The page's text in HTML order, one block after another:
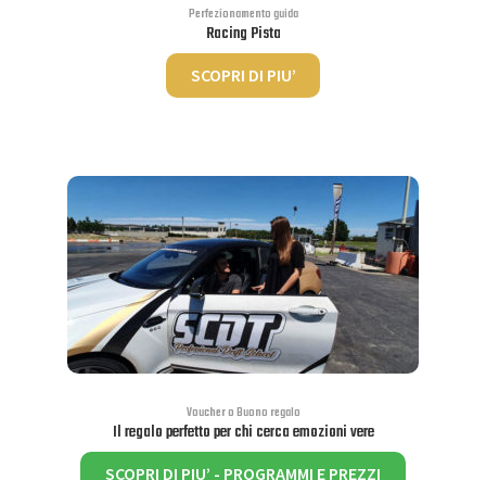
Perfezionamento guida
Racing Pista
SCOPRI DI PIU’
Voucher o Buono regalo
Il regalo perfetto per chi cerca emozioni vere
SCOPRI DI PIU’ - PROGRAMMI E PREZZI
Questo